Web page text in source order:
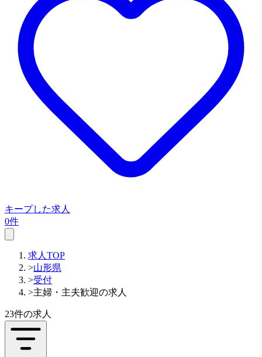
キープした求人
0件
求人TOP
>山形県
>受付
>主婦・主夫歓迎の求人
23件の求人